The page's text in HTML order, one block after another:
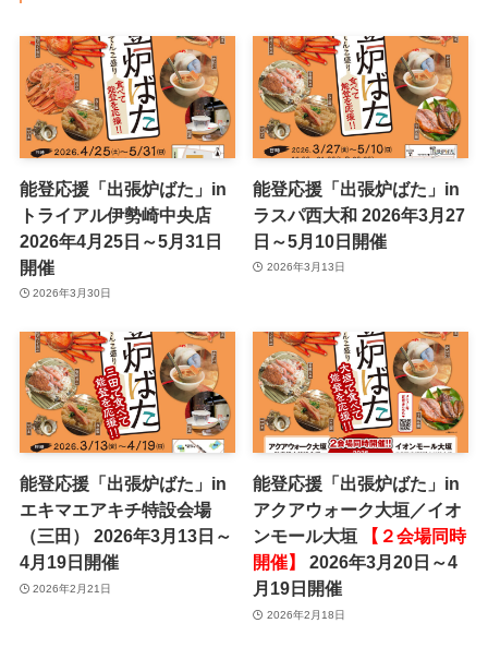
能登応援「出張炉ばた」in
トライアル伊勢崎中央店
2026年4月25日～5月31日
開催
2026年3月30日
能登応援「出張炉ばた」in
ラスパ西大和 2026年3月27
日～5月10日開催
2026年3月13日
能登応援「出張炉ばた」in
エキマエアキチ特設会場
（三田） 2026年3月13日～
4月19日開催
2026年2月21日
能登応援「出張炉ばた」in
アクアウォーク大垣／イオ
ンモール大垣
【２会場同時
開催】
2026年3月20日～4
月19日開催
2026年2月18日